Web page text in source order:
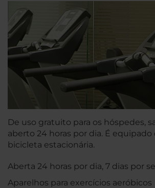
De uso gratuito para os hóspedes,
aberto 24 horas por dia. É equipado
bicicleta estacionária.
Aberta 24 horas por dia, 7 dias por
Aparelhos para exercícios aeróbicos